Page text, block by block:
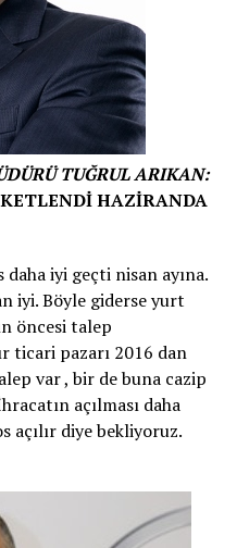
TUĞRUL ARIKAN:
HAZİRANDA
daha iyi geçti nisan ayına.
iyi. Böyle giderse yurt
öncesi talep
ticari pazarı 2016 dan
var , bir de buna cazip
açılması daha
açılır diye bekliyoruz.